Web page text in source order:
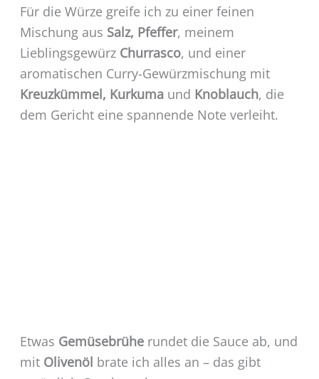
Für die Würze greife ich zu einer feinen
Mischung aus Salz, Pfeffer, meinem
Lieblingsgewürz Churrasco, und einer
aromatischen Curry-Gewürzmischung mit
Kreuzkümmel, Kurkumaund Knoblauch, die
dem Gericht eine spannende Note verleiht.
Etwas Gemüsebrüherundet die Sauce ab, und
mit Olivenöl brate ich alles an – das gibt